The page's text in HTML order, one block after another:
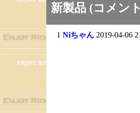
新製品 (コメン
1 Niちゃん2019-04-06